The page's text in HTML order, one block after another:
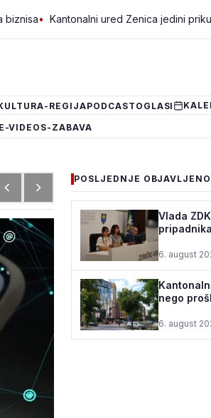
ured Zenica jedini prikupio više
-REGIJAPODCAST OGLASI
-VIDEOS-ZABAVA
POSLJEDNJE OBJAVLJENO
Vlada
6. august
nego
6. august